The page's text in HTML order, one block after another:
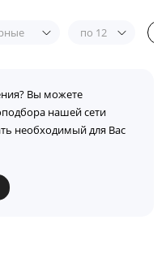
по 12
Вы можете
нашей сети
необходимый для Вас